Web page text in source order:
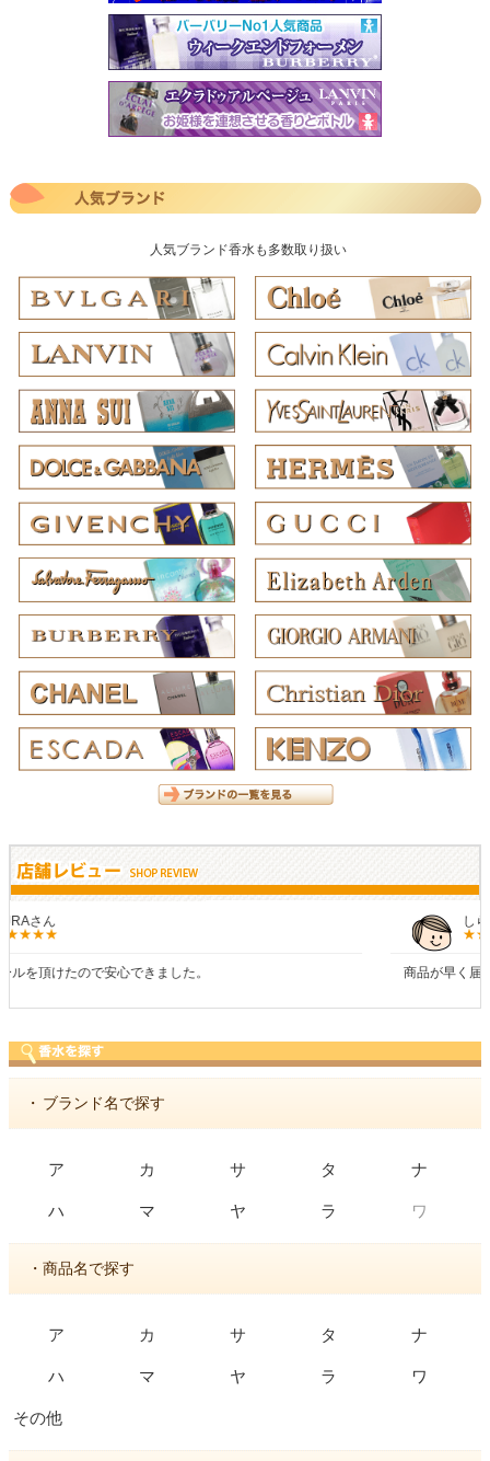
人気ブランド香水も多数取り扱い
商品が早く届いたのでよかったです。また利用させてもらいます！
・ ブランド名で探す
ア カ サ タ ナ
ハ マ ヤ ラ ワ
・商品名で探す
ア カ サ タ ナ
ハ マ ヤ ラ ワ
その他